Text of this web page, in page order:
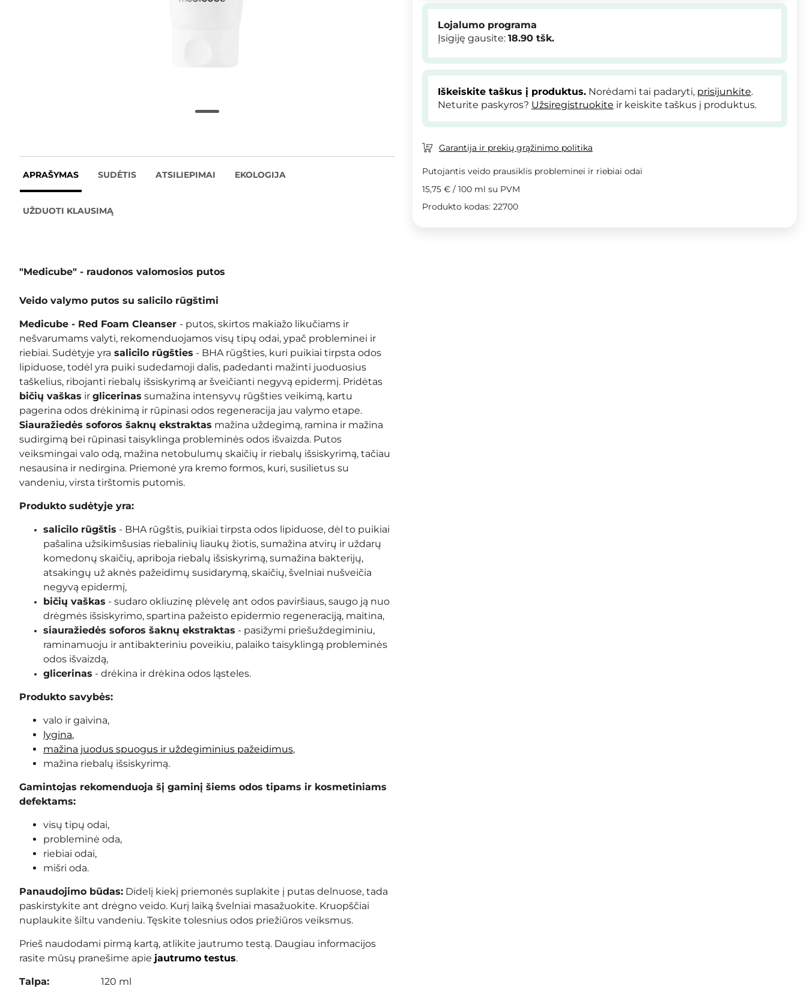
APRAŠYMAS SUDĖTIS ATSILIEPIMAI EKOLOGIJA
UŽDUOTI KLAUSIMĄ
"Medicube" - raudonos valomosios putos
Veido valymo putos su salicilo rūgštimi
Medicube - Red Foam Cleanser - putos, skirtos makiažo likučiams ir
nešvarumams valyti, rekomenduojamos visų tipų odai, ypač probleminei ir
riebiai. Sudėtyje yra salicilo rūgšties - BHA rūgšties, kuri puikiai tirpsta odos
lipiduose, todėl yra puiki sudedamoji dalis, padedanti mažinti juoduosius
taškelius, ribojanti riebalų išsiskyrimą ar šveičianti negyvą epidermį. Pridėtas
bičių vaškas ir glicerinas sumažina intensyvų rūgšties veikimą, kartu
pagerina odos drėkinimą ir rūpinasi odos regeneracija jau valymo etape.
Siauražiedės soforos šaknų ekstraktas mažina uždegimą, ramina ir mažina
sudirgimą bei rūpinasi taisyklinga probleminės odos išvaizda. Putos
veiksmingai valo odą, mažina netobulumų skaičių ir riebalų išsiskyrimą, tačiau
nesausina ir nedirgina. Priemonė yra kremo formos, kuri, susilietus su
vandeniu, virsta tirštomis putomis.
Produkto sudėtyje yra:
salicilo rūgštis - BHA rūgštis, puikiai tirpsta odos lipiduose, dėl to puikiai
pašalina užsikimšusias riebalinių liaukų žiotis, sumažina atvirų ir uždarų
komedonų skaičių, apriboja riebalų išsiskyrimą, sumažina bakterijų,
atsakingų už aknės pažeidimų susidarymą, skaičių, švelniai nušveičia
negyvą epidermį,
bičių vaškas - sudaro okliuzinę plėvelę ant odos paviršiaus, saugo ją nuo
drėgmės išsiskyrimo, spartina pažeisto epidermio regeneraciją, maitina,
siauražiedės soforos šaknų ekstraktas - pasižymi priešuždegiminiu,
raminamuoju ir antibakteriniu poveikiu, palaiko taisyklingą probleminės
odos išvaizdą,
glicerinas - drėkina ir drėkina odos ląsteles.
Produkto savybės:
valo ir gaivina,
lygina,
mažina juodus spuogus ir uždegiminius pažeidimus,
mažina riebalų išsiskyrimą.
Gamintojas rekomenduoja šį gaminį šiems odos tipams ir kosmetiniams
defektams:
visų tipų odai,
probleminė oda,
riebiai odai,
mišri oda.
Panaudojimo būdas: Didelį kiekį priemonės suplakite į putas delnuose, tada
paskirstykite ant drėgno veido. Kurį laiką švelniai masažuokite. Kruopščiai
nuplaukite šiltu vandeniu. Tęskite tolesnius odos priežiūros veiksmus.
Prieš naudodami pirmą kartą, atlikite jautrumo testą. Daugiau informacijos
rasite mūsų pranešime apie jautrumo testus.
Talpa:
120 ml
Lojalumo programa
Įsigiję gausite: 18.90 tšk.
Iškeiskite taškus į produktus. Norėdami tai padaryti, prisijunkite.
Neturite paskyros? Užsiregistruokite ir keiskite taškus į produktus.
Garantija ir prekių grąžinimo politika
Putojantis veido prausiklis probleminei ir riebiai odai
15,75 € / 100 ml su PVM
Produkto kodas: 22700